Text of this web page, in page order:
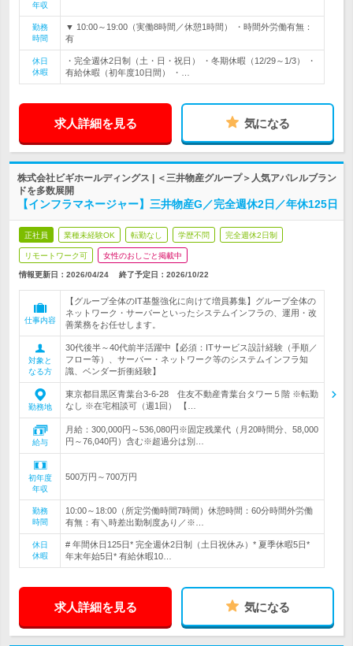
年収
勤務
時間
▼ 10:00～19:00（実働8時間／休憩1時間） ・時間外労働有無：
有
休日
休暇
・完全週休2日制（土・日・祝日） ・冬期休暇（12/29～1/3） ・
有給休暇（初年度10日間） ・…
求人詳細を見る 気になる
株式会社ビギホールディングス | ＜三井物産グループ＞人気アパレルブラン
ドを多数展開
【インフラマネージャー】三井物産G／完全週休2日／年休125日
正社員 業種未経験OK 転勤なし 学歴不問 完全週休2日制
リモートワーク可 女性のおしごと掲載中
情報更新日：2026/04/24 終了予定日： 2026/10/22
仕事内容
【グループ全体のIT基盤強化に向けて増員募集】グループ全体の
ネットワーク・サーバーといったシステムインフラの、運用・改
善業務をお任せします。
対象と
なる方
30代後半～40代前半活躍中【必須：ITサービス設計経験（手順／
フロー等）、サーバー・ネットワーク等のシステムインフラ知
識、ベンダー折衝経験】
勤務地
東京都目黒区青葉台3-6-28 住友不動産青葉台タワー５階 ※転勤
なし ※在宅相談可（週1回） 【…
給与
月給：300,000円～536,080円※固定残業代（月20時間分、58,000
円～76,040円）含む※超過分は別…
初年度
年収
500万円～700万円
勤務
時間
10:00～18:00（所定労働時間7時間）休憩時間：60分時間外労働
有無：有＼時差出勤制度あり／※…
休日
休暇
# 年間休日125日* 完全週休2日制（土日祝休み）* 夏季休暇5日*
年末年始5日* 有給休暇10…
求人詳細を見る 気になる